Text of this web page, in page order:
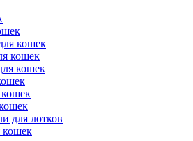
кошек
кошек
кошек
для лотков
кошек